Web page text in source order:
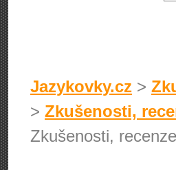
Jazykovky.cz >
> Zkušenosti,
Zkušenosti,